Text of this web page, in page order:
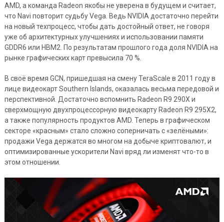
AMD, а команда Radeon якобы не уверена в будущем и считает,
что Navi повторит судьбу Vega. Ведь NVIDIA достаточно перейти
на новый техпроцесс, чтобы дать достойный ответ, не говоря
уже об архитектурных улучшениях и использовании памяти
GDDR6 или HBM2. По результатам прошлого года доля NVIDIA на
рынке графических карт превысила 70 %.
В своё время GCN, пришедшая на смену TeraScale в 2011 году в
лице видеокарт Southern Islands, оказалась весьма передовой и
перспективной. Достаточно вспомнить Radeon R9 290X и
сверхмощную двухпроцессорную видеокарту Radeon R9 295X2,
а также популярность продуктов AMD. Теперь в графическом
секторе «красным» стало сложно соперничать с «зелёными»:
продажи Vega держатся во многом на добыче криптовалют, и
оптимизированные ускорители Navi вряд ли изменят что-то в
этом отношении.